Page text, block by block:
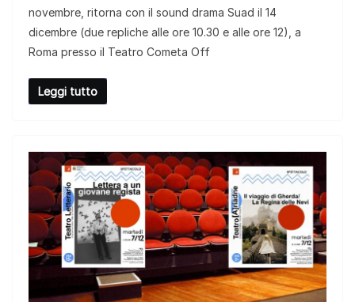
novembre, ritorna con il sound drama Suad il 14
dicembre (due repliche alle ore 10.30 e alle ore 12), a
Roma presso il Teatro Cometa Off
Leggi tutto